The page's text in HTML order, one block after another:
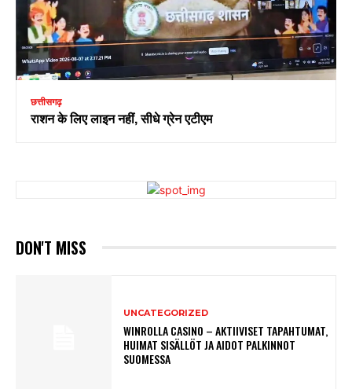
छत्तीसगढ़
राशन के लिए लाइन नहीं, सीधे ग्रेन एटीएम
DON'T MISS
UNCATEGORIZED
WINROLLA CASINO – AKTIIVISET TAPAHTUMAT,
HUIMAT SISÄLLÖT JA AIDOT PALKINNOT
SUOMESSA